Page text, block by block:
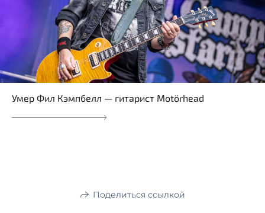
Умер Фил Кэмпбелл — гитарист Motörhead
Поделиться ссылкой